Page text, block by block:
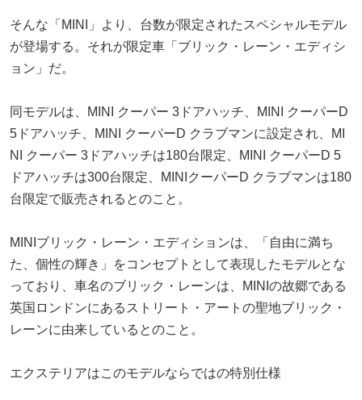
そんな「MINI」より、台数が限定されたスペシャルモデル
が登場する。それが限定車「ブリック・レーン・エディシ
ョン」だ。
同モデルは、MINI クーパー 3ドアハッチ、MINI クーパーD
5ドアハッチ、MINI クーパーD クラブマンに設定され、MI
NI クーパー 3ドアハッチは180台限定、MINI クーパーD 5
ドアハッチは300台限定、MINIクーパーD クラブマンは180
台限定で販売されるとのこと。
MINIブリック・レーン・エディションは、「自由に満ち
た、個性の輝き」をコンセプトとして表現したモデルとな
っており、車名のブリック・レーンは、MINIの故郷である
英国ロンドンにあるストリート・アートの聖地ブリック・
レーンに由来しているとのこと。
エクステリアはこのモデルならではの特別仕様